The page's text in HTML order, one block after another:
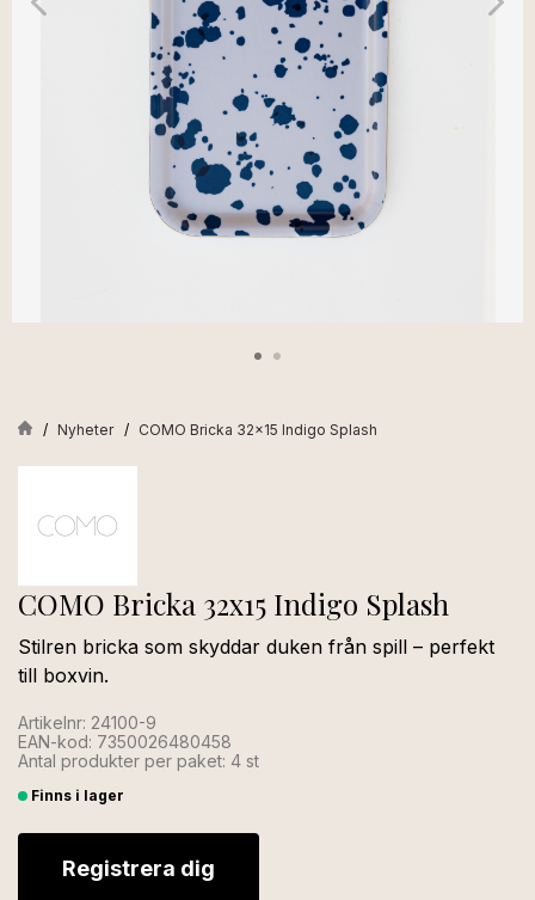
Nyheter COMO Bricka 32x15 Indigo Splash
COMO Bricka 32x15 Indigo Splash
Stilren bricka som skyddar duken från spill – perfekt
till boxvin.
Artikelnr: 24100-9
EAN-kod: 7350026480458
Antal produkter per paket: 4 st
Finns i lager
Registrera dig